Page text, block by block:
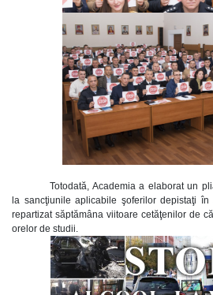
Totodată, Academia a elaborat un
la sancţiunile aplicabile şoferilor depistaţi
repartizat săptămâna viitoare cetăţenilor de
orelor de studii.